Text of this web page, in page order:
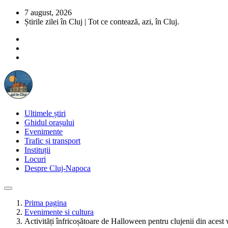
7 august, 2026
Știrile zilei în Cluj | Tot ce contează, azi, în Cluj.
Ultimele știri
Ghidul orașului
Evenimente
Trafic și transport
Instituții
Locuri
Despre Cluj-Napoca
Prima pagina
Evenimente si cultura
Activități înfricoșătoare de Halloween pentru clujenii din acest